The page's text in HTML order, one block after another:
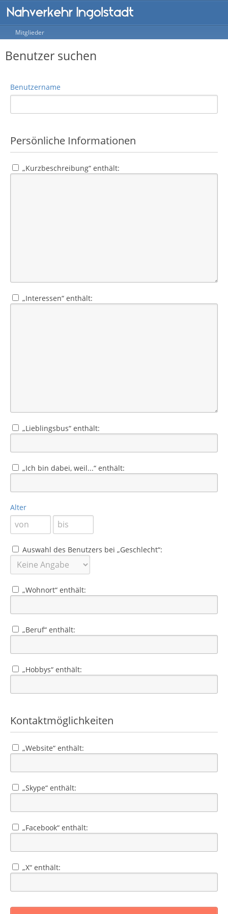
Mitglieder
Benutzer suchen
Benutzername
Persönliche Informationen
„Kurzbeschreibung“ enthält:
„Interessen“ enthält:
„Lieblingsbus“ enthält:
„Ich bin dabei, weil...“ enthält:
Alter
Auswahl des Benutzers bei „Geschlecht“:
„Wohnort“ enthält:
„Beruf“ enthält:
„Hobbys“ enthält:
Kontaktmöglichkeiten
„Website“ enthält:
„Skype“ enthält:
„Facebook“ enthält:
„X“ enthält: